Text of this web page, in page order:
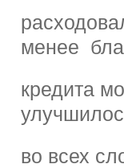
менее
кредита
во всех